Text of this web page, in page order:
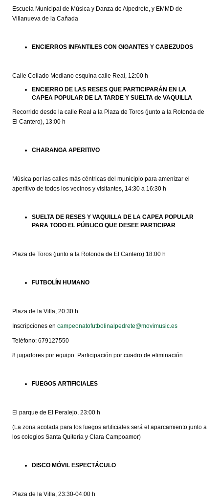
Escuela Municipal de Música y Danza de Alpedrete, y EMMD de
Villanueva de la Cañada
ENCIERROS INFANTILES CON GIGANTES Y CABEZUDOS
Calle Collado Mediano esquina calle Real, 12:00 h
ENCIERRO DE LAS RESES QUE PARTICIPARÁN EN LA
CAPEA POPULAR DE LA TARDE Y SUELTA de VAQUILLA
Recorrido desde la calle Real a la Plaza de Toros (junto a la Rotonda de
El Cantero), 13:00 h
CHARANGA APERITIVO
Música por las calles más céntricas del municipio para amenizar el
aperitivo de todos los vecinos y visitantes, 14:30 a 16:30 h
SUELTA DE RESES Y VAQUILLA DE LA CAPEA POPULAR
PARA TODO EL PÚBLICO QUE DESEE PARTICIPAR
Plaza de Toros (junto a la Rotonda de El Cantero) 18:00 h
FUTBOLÍN HUMANO
Plaza de la Villa, 20:30 h
Inscripciones en campeonatofutbolinalpedrete@movimusic.es
Teléfono: 679127550
8 jugadores por equipo. Participación por cuadro de eliminación
FUEGOS ARTIFICIALES
El parque de El Peralejo, 23:00 h
(La zona acotada para los fuegos artificiales será el aparcamiento junto a
los colegios Santa Quiteria y Clara Campoamor)
DISCO MÓVIL ESPECTÁCULO
Plaza de la Villa, 23:30-04:00 h